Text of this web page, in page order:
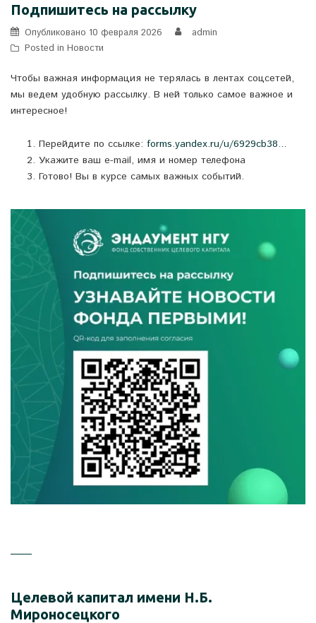
Подпишитесь на рассылку
Опубликовано 10 февраля 2026
admin
Posted in Новости
Чтобы важная информация не терялась в лентах соцсетей,
мы ведем удобную рассылку. В ней только самое важное и
интересное!
Перейдите по ссылке: forms.yandex.ru/u/6929cb38...
Укажите ваш e-mail, имя и номер телефона
Готово! Вы в курсе самых важных событий.
Целевой капитал имени Н.Б.
Мироносецкого